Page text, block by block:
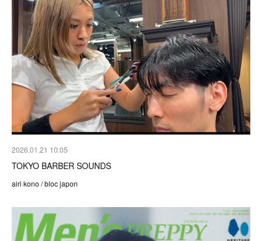
2026.01.21 10:05
TOKYO BARBER SOUNDS
airi kono / bloc japon